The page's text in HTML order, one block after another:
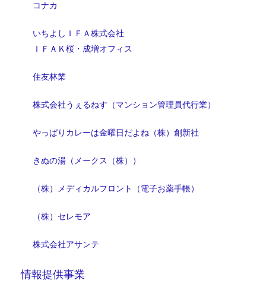
コナカ
いちよしＩＦＡ株式会社
ＩＦＡＫ桜・成増オフィス
住友林業
株式会社うぇるねす（マンション管理員代行業）
やっぱりカレーは金曜日だよね（株）創新社
きぬの湯（メークス（株））
（株）メディカルフロント（電子お薬手帳）
（株）セレモア
株式会社アサンテ
情報提供事業